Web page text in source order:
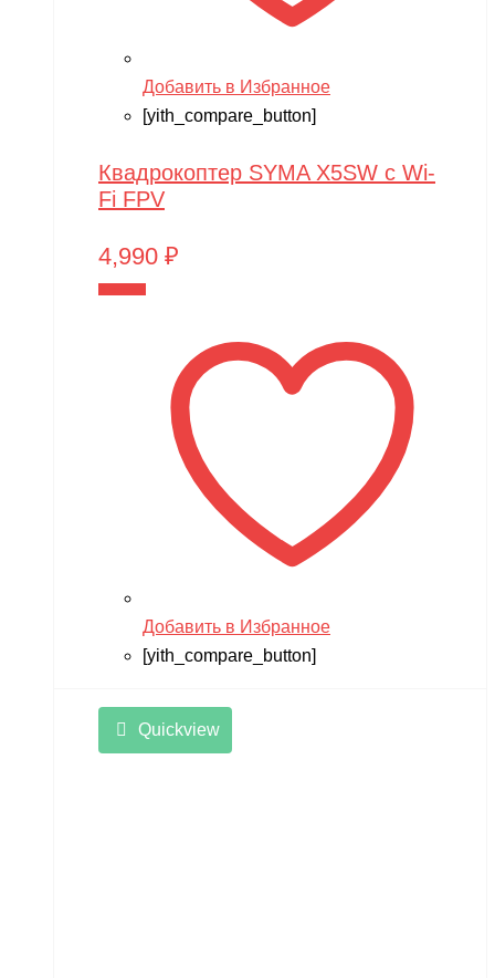
Добавить в Избранное
[yith_compare_button]
Квадрокоптер SYMA X5SW c Wi-
Fi FPV
4,990 ₽
Добавить в Избранное
[yith_compare_button]
Quickview